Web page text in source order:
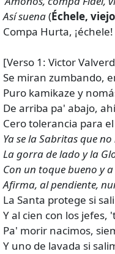
Así suena(Échele, viejo
Compa Hurta, ¡échele!
[Verso 1: Victor
Se miran zumbando,
Puro kamikaze y
De arriba pa' abajo,
Cero tolerancia para
Ya se la Sabritas que
La gorra de lado y la
Con un toque bueno y
Afirma, al pendiente,
La Santa protegе si
Y al cien con los jefеs,
Pa' morir nacimos,
Y uno de lavada si